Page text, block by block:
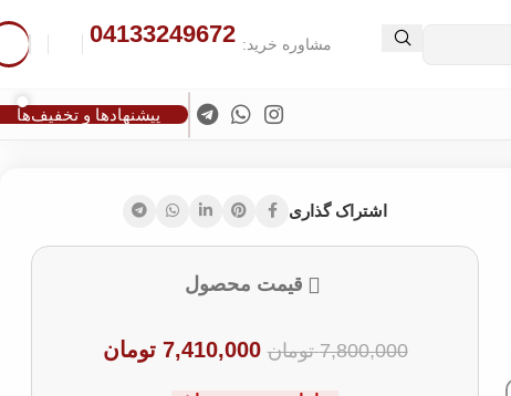
مشاوره خرید: 04133249672
پیشنهادها و تخفیف‌ها
اشتراک گذاری
قیمت محصول
7,800,000 تومان 7,410,000 تومان